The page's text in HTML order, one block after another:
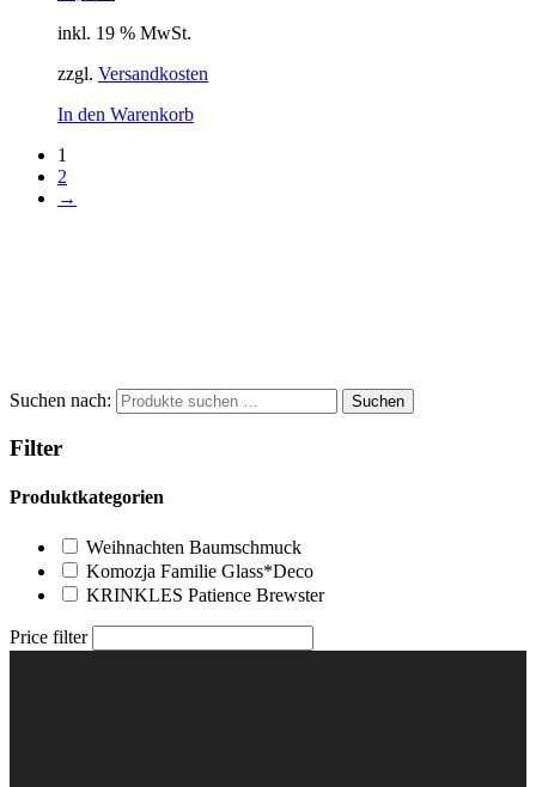
inkl. 19 % MwSt.
zzgl. Versandkosten
In den Warenkorb
1
2
→
Suchen nach: Suchen
Filter
Produktkategorien
Weihnachten Baumschmuck
Komozja Familie Glass*Deco
KRINKLES Patience Brewster
Price filter